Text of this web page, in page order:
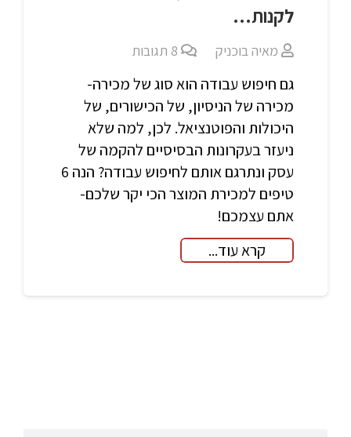
לקנות…
מאיה בוכניק 8 תגובות
גם חיפוש עבודה הוא סוג של מכירה-
מכירה של הניסיון, של הכישורים, של
היכולות והפוטנציאל. לכן, למה שלא
ניעזר בעקרונות הבסיסיים להקמה של
עסק ונתרגם אותם לחיפוש עבודה? הנה 6
טיפים למכירת המוצר הכי יקר שלכם-
אתם עצמכם!
קרא עוד...